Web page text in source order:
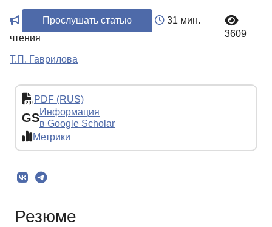
Прослушать статью
31 мин.
чтения
3609
Т.П. Гаврилова
PDF (RUS)
GSИнформация
в Google Scholar
Метрики
Резюме